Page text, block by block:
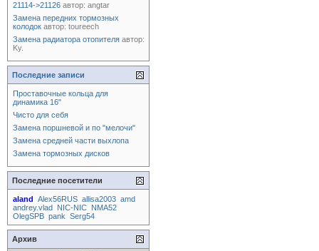
21114->21126 автор: angtar
Замена передних тормозных
колодок автор: toureech
Замена радиатора отопителя автор:
Ky.
Последние записи
Проставочные кольца для
динамика 16"
Чисто для себя
Замена поршневой и по "мелочи"
Замена средней части выхлопа
Замена тормозных дисков
Последние посетители
aland Alex56RUS allisa2003 amd
andrey.vlad NIC-NIC NMA52
OlegSPB pank Serg54
Архив